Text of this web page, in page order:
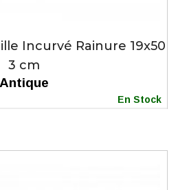
Incurvé Rainure 19x50
3 cm
Antique
En Stock